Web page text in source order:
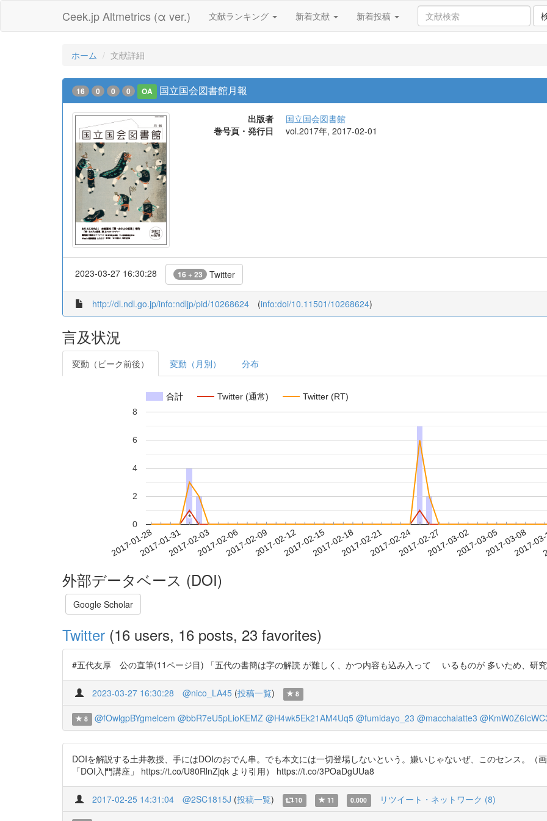
Ceek.jp Altmetrics (α ver.) 文献ランキング 新着文献 新着投稿
ホーム 文献詳細
16 0 0 0 OA 国立国会図書館月報
出版者
国立国会図書館
巻号頁・発行日
vol.2017年, 2017-02-01
2023-03-27 16:30:28 16 + 23 Twitter
http://dl.ndl.go.jp/info:ndljp/pid/10268624 (info:doi/10.11501/10268624)
言及状況
変動（ピーク前後） 変動（月別） 分布
合計 Twitter (通常) Twitter (RT)
2017-01-282017-01-312017-02-032017-02-062017-02-092017-02-122017-02-152017-02-182017-02-212017-02-242017-02-272017-03-022017-03-052017-03-08
2017-
0
2
4
6
8
*
*
外部データベース (DOI)
Google Scholar
Twitter (16 users, 16 posts, 23 favorites)
#五代友厚 公の直筆(11ページ目) 「五代の書簡は字の解読 が難しく、かつ内容も込み入って いるものが 多いため、研
2023-03-27 16:30:28 @nico_LA45 (投稿一覧) 8
8 @fOwlgpBYgmelcem @bbR7eU5pLioKEMZ @H4wk5Ek21AM4Uq5 @fumidayo_23 @macchalatte3
DOIを解説する土井教授、手にはDOIのおでん串。でも本文には一切登場しないという。嫌いじゃないぜ、このセンス。（
「DOI入門講座」 https://t.co/U80RlnZjqk より引用） https://t.co/3POaDgUUa8
2017-02-25 14:31:04 @2SC1815J (投稿一覧) 10 11 0.000 リツイート・ネットワーク (8)